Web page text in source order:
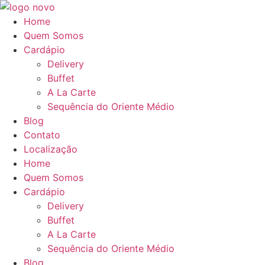
Ir
para
conteúdo
Home
Quem Somos
Cardápio
Delivery
Buffet
A La Carte
Sequência do Oriente Médio
Blog
Contato
Localização
Home
Quem Somos
Cardápio
Delivery
Buffet
A La Carte
Sequência do Oriente Médio
Blog